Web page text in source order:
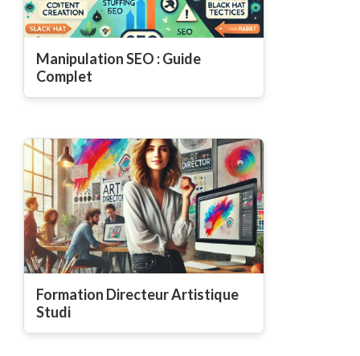
Manipulation SEO : Guide
Complet
Formation Directeur Artistique
Studi